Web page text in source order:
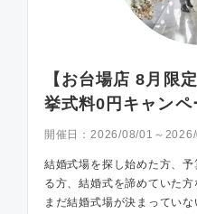
【お台場店 8月限
挙式料0円キャンペ
開催日： 2026/08/01～
結婚式場を探し始めた方、
る方、結婚式を諦めていた方
まだ結婚式場が決まっていな